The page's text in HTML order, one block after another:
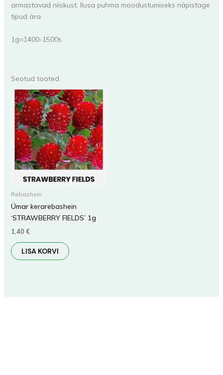
armastavad niiskust. Ilusa puhma moodustumiseks näpistage
tipud ära.
1g=1400-1500s
Seotud tooted
Rebashein
Ümar kerarebashein
‘STRAWBERRY FIELDS’ 1g
1,40 €
LISA KORVI